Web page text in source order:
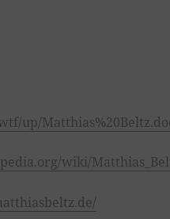
up/
wiki/